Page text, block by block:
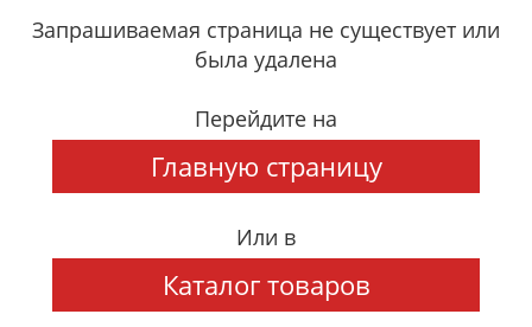
Запрашиваемая страница не существует или
была удалена
Перейдите на
Главную страницу
Или в
Каталог товаров